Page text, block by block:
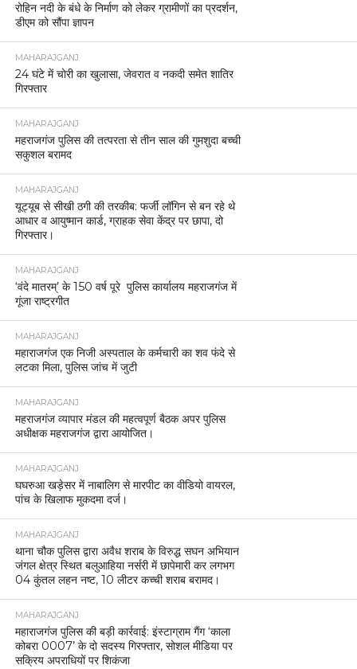
रोहिन नदी के बंधे के निर्माण को लेकर ग्रामीणों का प्रदर्शन,
डीएम को सौंपा ज्ञापन
MAHARAJGANJ
24 घंटे में चोरी का खुलासा, जेवरात व नकदी समेत शातिर
गिरफ्तार
MAHARAJGANJ
महराजगंज पुलिस की तत्परता से तीन साल की गुमशुदा बच्ची
सकुशल बरामद
MAHARAJGANJ
यूट्यूब से सीखी ठगी की तरकीब: फर्जी लॉगिन से बन रहे थे
आधार व आयुष्मान कार्ड, ग्राहक सेवा केंद्र पर छापा, दो
गिरफ्तार।
MAHARAJGANJ
‘वंदे मातरम्’ के 150 वर्ष पूरे पुलिस कार्यालय महराजगंज में
गूंजा राष्ट्रगीत
MAHARAJGANJ
महाराजगंज एक निजी अस्पताल के कर्मचारी का शव फंदे से
लटका मिला, पुलिस जांच में जुटी
MAHARAJGANJ
महराजगंज व्यापार मंडल की महत्वपूर्ण बैठक अपर पुलिस
अधीक्षक महराजगंज द्वारा आयोजित।
MAHARAJGANJ
घघरुआ खड़ेसर में नाबालिग से मारपीट का वीडियो वायरल,
पांच के खिलाफ मुकदमा दर्ज।
MAHARAJGANJ
थाना चौक पुलिस द्वारा अवैध शराब के विरुद्ध सघन अभियान
जंगल क्षेत्र स्थित बलुआहिया नर्सरी में छापेमारी कर लगभग
04 कुंतल लहन नष्ट, 10 लीटर कच्ची शराब बरामद।
MAHARAJGANJ
महाराजगंज पुलिस की बड़ी कार्रवाई: इंस्टाग्राम गैंग ‘काला
कोबरा 0007’ के दो सदस्य गिरफ्तार, सोशल मीडिया पर
सक्रिय अपराधियों पर शिकंजा